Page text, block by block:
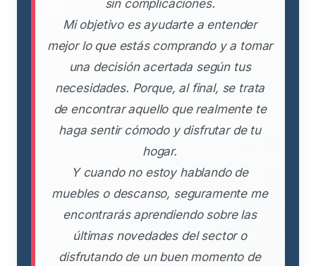
sin complicaciones.
Mi objetivo es ayudarte a entender
mejor lo que estás comprando y a tomar
una decisión acertada según tus
necesidades. Porque, al final, se trata
de encontrar aquello que realmente te
haga sentir cómodo y disfrutar de tu
hogar.
Y cuando no estoy hablando de
muebles o descanso, seguramente me
encontrarás aprendiendo sobre las
últimas novedades del sector o
disfrutando de un buen momento de